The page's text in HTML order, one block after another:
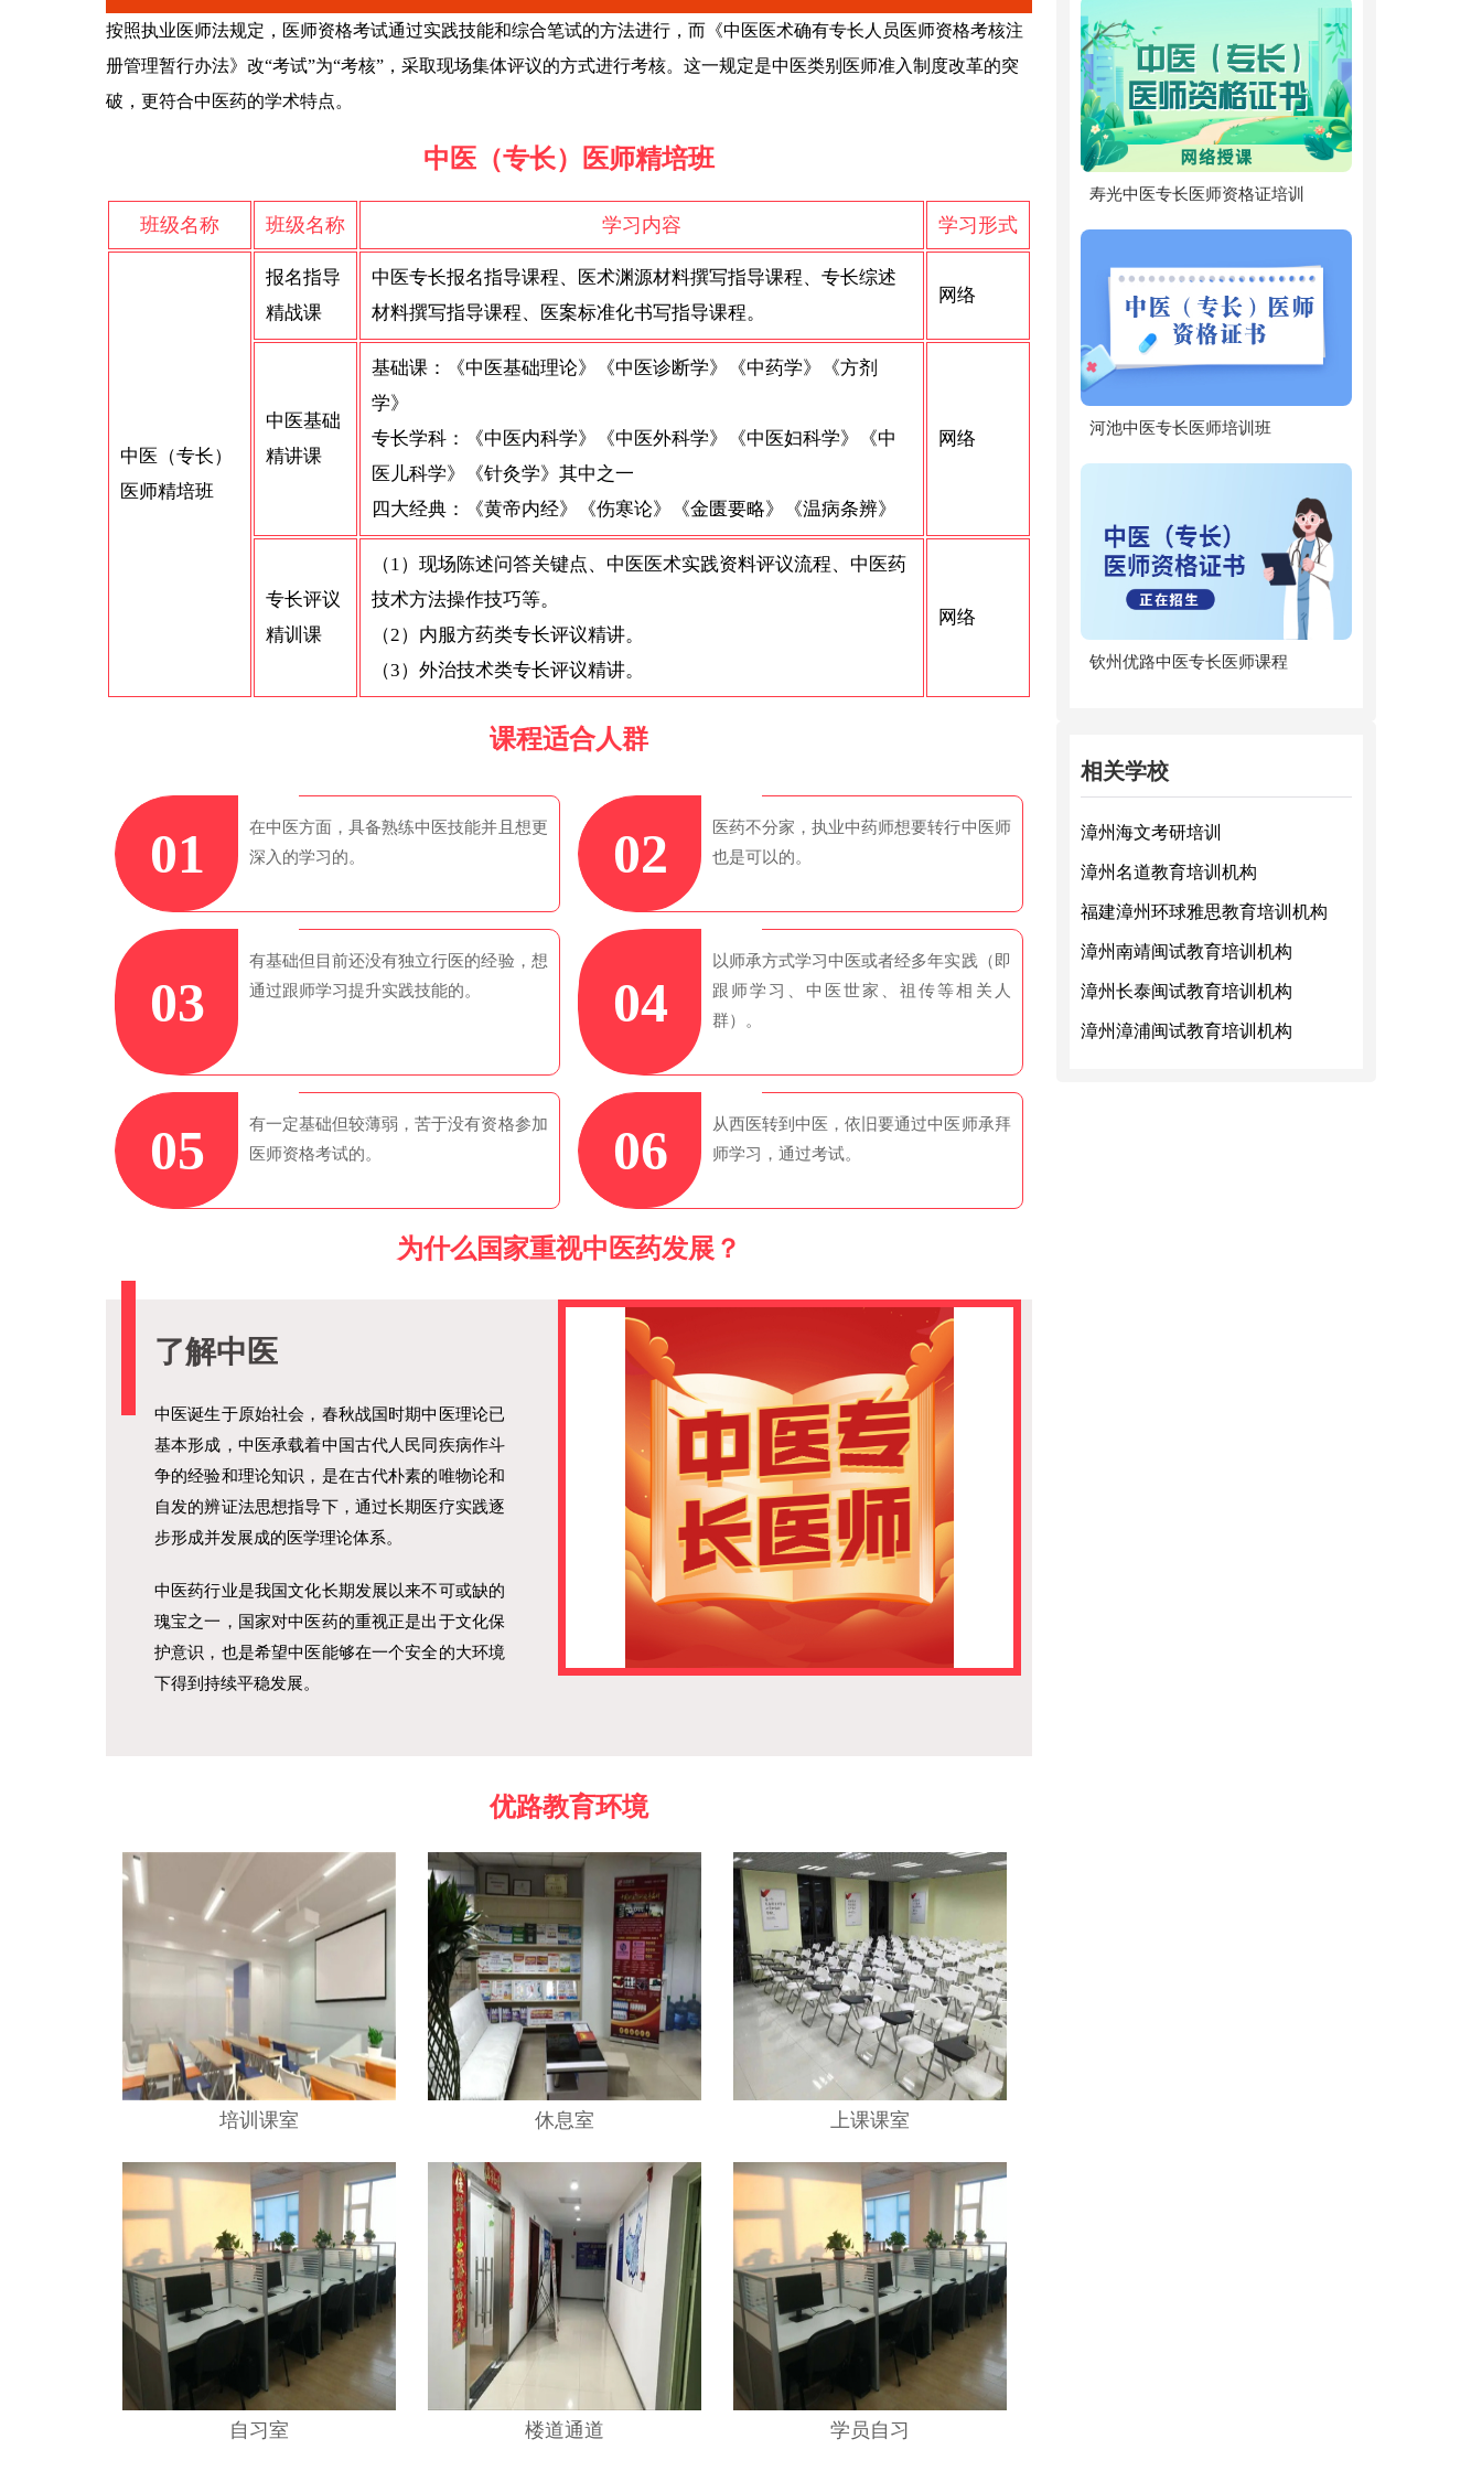
按照执业医师法规定，医师资格考试通过实践技能和综合笔试的方法进行，而《中医医术确有专长人员医师资格考核注
册管理暂行办法》改“考试”为“考核”，采取现场集体评议的方式进行考核。这一规定是中医类别医师准入制度改革的突
破，更符合中医药的学术特点。
中医（专长）医师精培班
班级名称 班级名称 学习内容 学习形式
中医（专长）
医师精培班
报名指导
精战课
中医专长报名指导课程、医术渊源材料撰写指导课程、专长综述
材料撰写指导课程、医案标准化书写指导课程。
网络
中医基础
精讲课
基础课：《中医基础理论》《中医诊断学》《中药学》《方剂
学》
专长学科：《中医内科学》《中医外科学》《中医妇科学》《中
医儿科学》《针灸学》其中之一
四大经典：《黄帝内经》《伤寒论》《金匮要略》《温病条辨》
网络
专长评议
精训课
（1）现场陈述问答关键点、中医医术实践资料评议流程、中医药
技术方法操作技巧等。
（2）内服方药类专长评议精讲。
（3）外治技术类专长评议精讲。
网络
课程适合人群
01
在中医方面，具备熟练中医技能并且想更
深入的学习的。
02
医药不分家，执业中药师想要转行中医师
也是可以的。
03
有基础但目前还没有独立行医的经验，想
通过跟师学习提升实践技能的。
04
以师承方式学习中医或者经多年实践（即
跟师学习、中医世家、祖传等相关人
群）。
05
有一定基础但较薄弱，苦于没有资格参加
医师资格考试的。
06
从西医转到中医，依旧要通过中医师承拜
师学习，通过考试。
为什么国家重视中医药发展？
了解中医
中医诞生于原始社会，春秋战国时期中医理论已
基本形成，中医承载着中国古代人民同疾病作斗
争的经验和理论知识，是在古代朴素的唯物论和
自发的辨证法思想指导下，通过长期医疗实践逐
步形成并发展成的医学理论体系。
中医药行业是我国文化长期发展以来不可或缺的
瑰宝之一，国家对中医药的重视正是出于文化保
护意识，也是希望中医能够在一个安全的大环境
下得到持续平稳发展。
优路教育环境
培训课室 休息室 上课课室
自习室 楼道通道 学员自习
寿光中医专长医师资格证培训
河池中医专长医师培训班
钦州优路中医专长医师课程
相关学校
漳州海文考研培训
漳州名道教育培训机构
福建漳州环球雅思教育培训机构
漳州南靖闽试教育培训机构
漳州长泰闽试教育培训机构
漳州漳浦闽试教育培训机构